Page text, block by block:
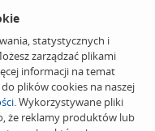
statystycznych i
zarządzać plikami
informacji na temat
plików cookies na naszej
. Wykorzystywane pliki
że reklamy produktów lub